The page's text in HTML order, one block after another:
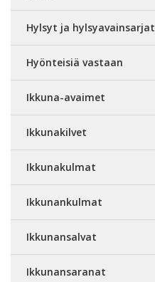
Hylsyt ja hylsyavainsarjat
Hyönteisiä vastaan
Ikkuna-avaimet
Ikkunakilvet
Ikkunakulmat
Ikkunankulmat
Ikkunansalvat
Ikkunansaranat